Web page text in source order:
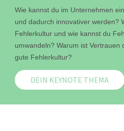
Wie kannst du im Unternehmen
und dadurch innovativer werden?
Fehlerkultur und wie kannst du
umwandeln? Warum ist Vertrauen
gute Fehlerkultur?
DEIN KEYNOTE THEMA